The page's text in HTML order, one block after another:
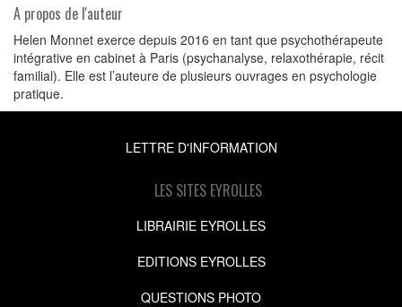
A propos de l'auteur
Helen Monnet exerce depuis 2016 en tant que psychothérapeute
intégrative en cabinet à Paris (psychanalyse, relaxothérapie, récit
familial). Elle est l’auteure de plusieurs ouvrages en psychologie
pratique.
LETTRE D'INFORMATION
LES SITES EYROLLES
LIBRAIRIE EYROLLES
EDITIONS EYROLLES
QUESTIONS PHOTO